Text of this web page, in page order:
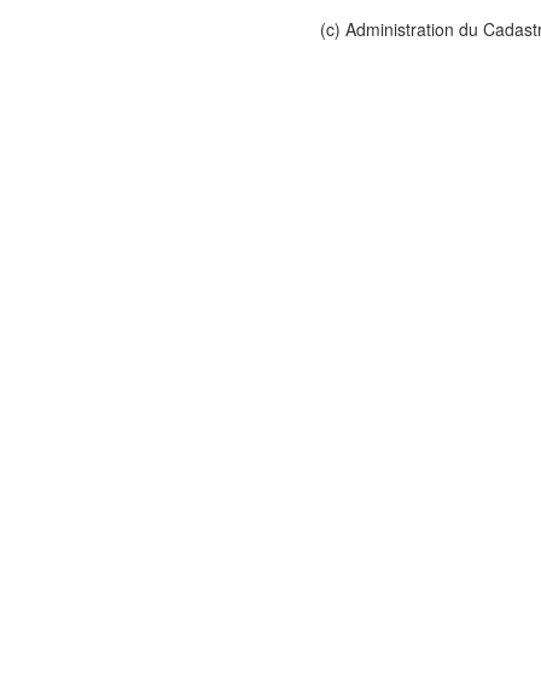
(c) Administration du